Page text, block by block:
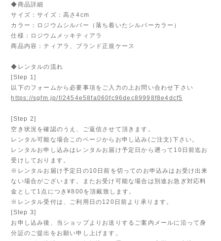
◆商品詳細
サイズ：サイズ：高さ4cm
カラー：ロジウムシルバー（落ち着いたシルバーカラー）
仕様：ロジウムメッキティアラ
商品内容：ティアラ、ブランド正規ケース
◆レンタルの流れ
[Step 1]
以下のフォームから必要事項をご入力の上お問い合わせ下さい
https://sgfm.jp/f/2454e58fa060fc96dec89998f8e4dcf5
[Step 2]
空き状況を確認のうえ、ご返信させて頂きます。
レンタル可能な場合このページからお申し込み(ご注文)下さい。
レンタルお申し込みはレンタルお届け予定日から遡って10日前迄お
受けしております。
※レンタルお届け予定日の10日前を切ってのお申込みはお受け出来
ない場合がございます。またお受け可能な場合は別途お急ぎ対応料
金として1点につき¥800を頂戴致します。
※レンタル受付は、ご利用日の120日前より承ります。
[Step 3]
お申し込み後、当ショップよりお送りするご案内メールに沿って身
分証のご提出をお願い申し上げます。